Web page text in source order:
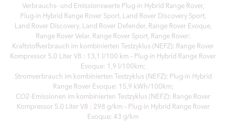
Verbrauchs- und Emissionswerte Plug‑in Hybrid Range Rover,
Plug‑in Hybrid Range Rover Sport, Land Rover Discovery Sport,
Land Rover Discovery, Land Rover Defender, Range Rover Evoque,
Range Rover Velar, Range Rover Sport, Range Rover:
Kraftstoffverbrauch im kombinierten Testzyklus (NEFZ): Range Rover
Kompressor 5.0 Liter V8 : 13,1 l/100 km – Plug-in Hybrid Range Rover
Evoque: 1,9 l/100km;
Stromverbrauch im kombinierten Testzyklus (NEFZ): Plug-in Hybrid
Range Rover Evoque: 15,9 kWh/100km;
CO2-Emissionen im kombinierten Testzyklus (NEFZ): Range Rover
Kompressor 5.0 Liter V8 : 298 g/km – Plug-in Hybrid Range Rover
Evoque: 43 g/km